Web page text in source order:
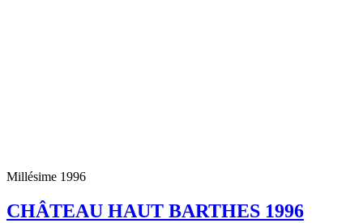
Millésime 1996
CHÂTEAU HAUT BARTHES 1996